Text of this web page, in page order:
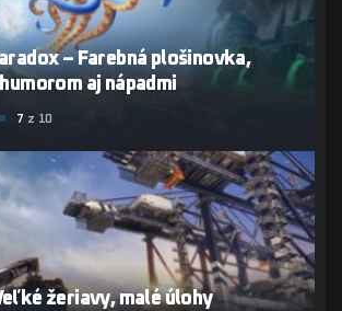
– Farebná plošinovka,
aj nápadmi
7 z 10
žeriavy, malé úlohy